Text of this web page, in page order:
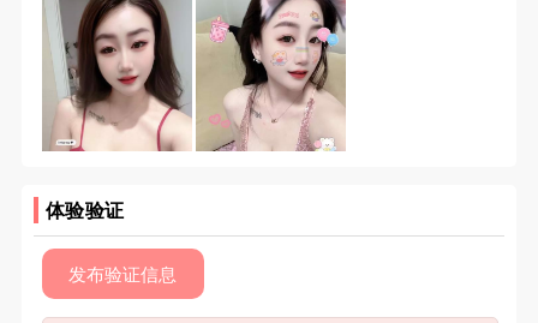
体验验证
发布验证信息